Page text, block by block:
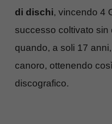
di dischi, vincendo 4
successo coltivato sin
quando, a soli 17
canoro, ottenendo
discografico.